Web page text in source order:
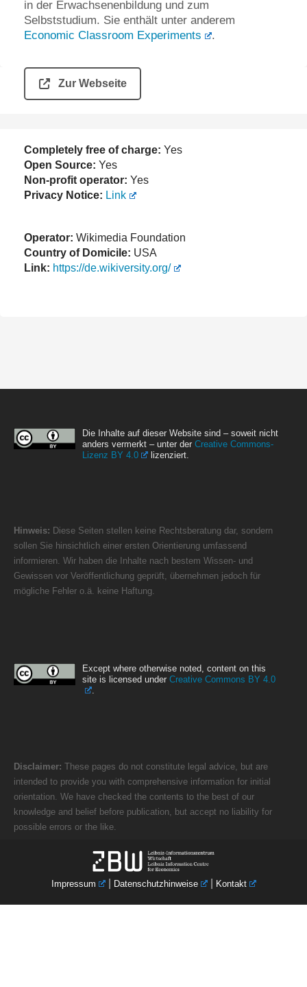
in der Erwachsenenbildung und zum
Selbststudium. Sie enthält unter anderem
Economic Classroom Experiments
.
Zur Webseite
Completely free of charge: Yes
Open Source: Yes
Non-profit operator: Yes
Privacy Notice: Link
Operator: Wikimedia Foundation
Country of Domicile: USA
Link: https://de.wikiversity.org/
Die Inhalte auf dieser Website sind – soweit nicht
anders vermerkt – unter der Creative Commons-
Lizenz BY 4.0
lizenziert.
Hinweis: Diese Seiten stellen keine Rechtsberatung dar, sondern
sollen Sie hinsichtlich einer ersten Orientierung umfassend
informieren. Wir haben die Inhalte nach bestem Wissen- und
Gewissen vor Veröffentlichung geprüft, übernehmen jedoch für
mögliche Fehler o.ä. keine Haftung.
Except where otherwise noted, content on this
site is licensed under Creative Commons BY 4.0
.
Disclaimer: These pages do not constitute legal advice, but are
intended to provide you with comprehensive information for initial
orientation. We have checked the contents to the best of our
knowledge and belief before publication, but accept no liability for
possible errors or the like.
Impressum | Datenschutzhinweise | Kontakt